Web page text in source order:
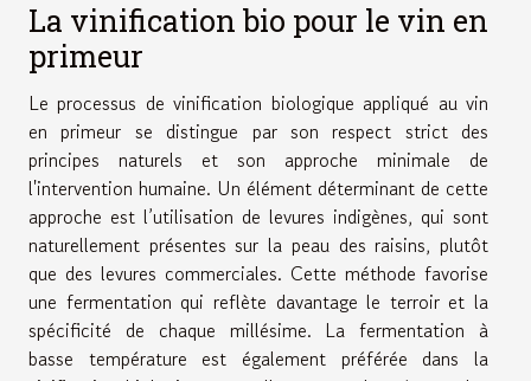
La vinification bio pour le vin en
primeur
Le processus de vinification biologique appliqué au vin
en primeur se distingue par son respect strict des
principes naturels et son approche minimale de
l'intervention humaine. Un élément déterminant de cette
approche est l’utilisation de levures indigènes, qui sont
naturellement présentes sur la peau des raisins, plutôt
que des levures commerciales. Cette méthode favorise
une fermentation qui reflète davantage le terroir et la
spécificité de chaque millésime. La fermentation à
basse température est également préférée dans la